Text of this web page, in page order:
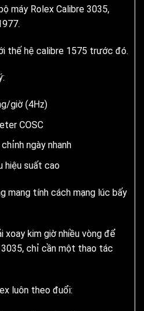
máy Rolex Calibre 3035,
thế hệ calibre 1575 trước đó.
giờ (4Hz)
COSC
ngày nhanh
hiệu suất cao
mang tính cách mạng lúc bấy
xoay kim giờ nhiều vòng để
chỉ cần một thao tác
luôn theo đuổi: